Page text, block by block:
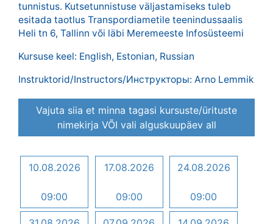
tunnistus. Kutsetunnistuse väljastamiseks tuleb
esitada taotlus Transpordiametile teenindussaalis
Heli tn 6, Tallinn või läbi Meremeeste Infosüsteemi
Kursuse keel: English, Estonian, Russian
Instruktorid/Instructors/Инструкторы: Arno Lemmik
Vajuta siia et minna tagasi kursuste/ürituste
nimekirja VÕI vali alguskuupäev all
10.08.2026
09:00
17.08.2026
09:00
24.08.2026
09:00